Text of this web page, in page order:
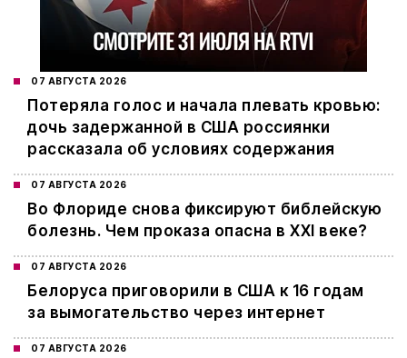
07 АВГУСТА 2026
Потеряла голос и начала плевать кровью:
дочь задержанной в США россиянки
рассказала об условиях содержания
07 АВГУСТА 2026
Во Флориде снова фиксируют библейскую
болезнь. Чем проказа опасна в XXI веке?
07 АВГУСТА 2026
Белоруса приговорили в США к 16 годам
за вымогательство через интернет
07 АВГУСТА 2026